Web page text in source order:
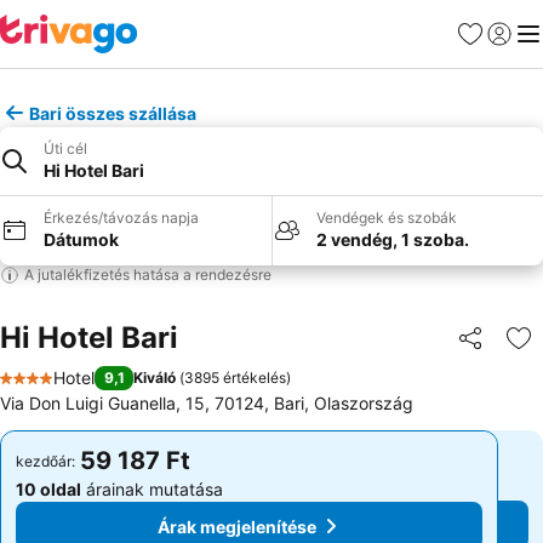
Kedvencek
Bari összes szállása
Úti cél
Hi Hotel Bari
Érkezés/távozás napja
Dátumok
Vendégek és szobák
2 vendég, 1 szoba.
A jutalékfizetés hatása a rendezésre
Hi Hotel Bari
4 Kategória
Hotel 9,1 Kiváló (3895 értékelés)
Via Don Luigi Guanella, 15, 70124, Bari, Olaszország
kezdőár: 59 187 Ft
10 oldal árainak mutatása
Árak megjelenítése
kezdőár: 59 187 Ft
10 oldal árainak mutatása
Árak megjelenítése